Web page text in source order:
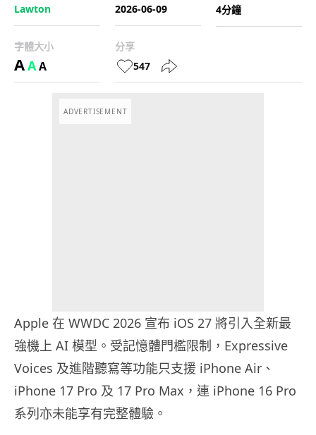
Lawton
2026-06-09
4分鐘
字體大小
AAA
分享
547
ADVERTISEMENT
Apple 在 WWDC 2026 宣布 iOS 27 將引入全新最
強機上 AI 模型。受記憶體門檻限制，Expressive
Voices 及進階聽寫等功能只支援 iPhone Air、
iPhone 17 Pro 及 17 Pro Max，連 iPhone 16 Pro
系列亦未能享有完整體驗。